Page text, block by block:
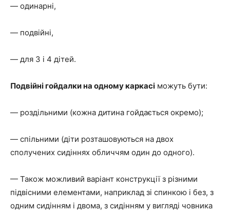
— одинарні,
— подвійні,
— для 3 і 4 дітей.
Подвійні гойдалки на одному каркасі можуть бути:
— роздільними (кожна дитина гойдається окремо);
— спільними (діти розташовуються на двох
сполучених сидіннях обличчям один до одного).
— Також можливий варіант конструкції з різними
підвісними елементами, наприклад зі спинкою і без, з
одним сидінням і двома, з сидінням у вигляді човника